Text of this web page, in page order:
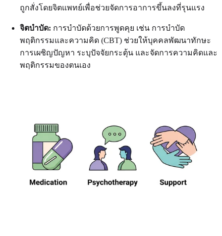
ถูกสั่งโดยจิตแพทย์เพื่อช่วยจัดการอาการขึ้นลงที่รุนแรง
จิตบำบัด: การบำบัดด้วยการพูดคุย เช่น การบำบัด
พฤติกรรมและความคิด (CBT) ช่วยให้บุคคลพัฒนาทักษะ
การเผชิญปัญหา ระบุปัจจัยกระตุ้น และจัดการความคิดและ
พฤติกรรมของตนเอง